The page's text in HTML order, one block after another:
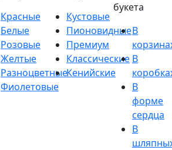
Красные
Белые
Розовые
Желтые
Разноцветные
Фиолетовые
Кустовые
Пионовидные
Премиум
Классические
Кенийские
букета
В
В
В
форме
сердца
В